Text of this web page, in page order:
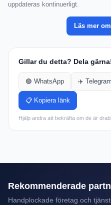
uppdateras kontinuerligt.
Läs mer
Gillar du detta? Dela
🟢 WhatsApp ✈️ Telegram
📋 Kopiera länk
Hjälp andra att bekräfta om de är
Rekommenderade
Handplockade företag och